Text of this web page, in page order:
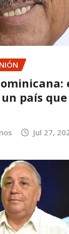
país
Jul 27,